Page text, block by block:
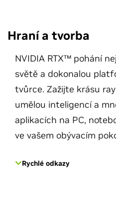
Hraní a tvorba
NVIDIA RTX™ pohání
světě a dokonalou
tvůrce. Zažijte krásu
umělou inteligencí a
aplikacích na PC,
ve vašem obývacím
Rychlé odkazy